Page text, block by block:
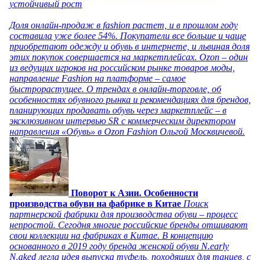
устойчивый рост
Доля онлайн-продаж в fashion растет, и в прошлом году
составила уже более 54%. Покупатели все больше и чаще
приобретают одежду и обувь в интернете, и львиная доля
этих покупок совершается на маркетплейсах. Ozon – один
из ведущих игроков на российском рынке товаров моды,
направление Fashion на платформе – самое
быстрорастущее. О трендах в онлайн-торговле, об
особенностях обувного рынка и рекомендациях для брендов,
планирующих продавать обувь через маркетплейс – в
эксклюзивном интервью SR с коммерческим директором
направления «Обувь» в Ozon Fashion Ольгой Москвичевой.
Поворот к Азии. Особенности
производства обуви на фабрике в Китае Поиск
партнерской фабрики для производства обуви – процесс
непростой. Сегодня многие российские бренды отшивают
свои коллекции на фабриках в Китае. В концепцию
основанного в 2019 году бренда женской обуви N.early
N.aked легла идея выпуска туфель, походящих для танцев, с